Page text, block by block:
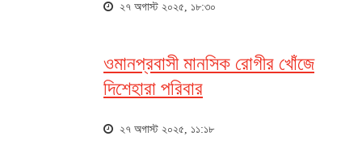
২৭ অগাস্ট ২০২৫, ১৮:৩০
ওমানপ্রবাসী মানসিক রোগীর খোঁজে
দিশেহারা পরিবার
২৭ অগাস্ট ২০২৫, ১১:১৮